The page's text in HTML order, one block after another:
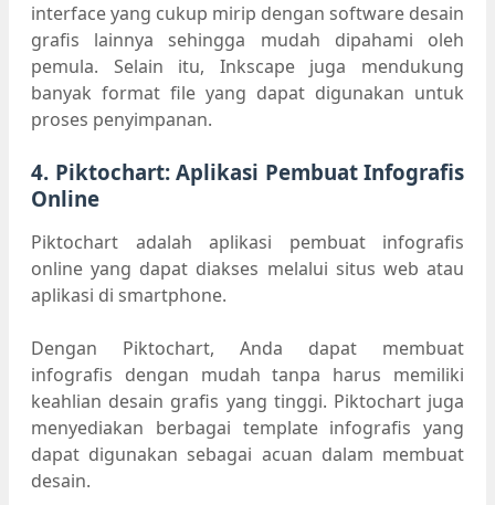
interface yang cukup mirip dengan software desain
grafis lainnya sehingga mudah dipahami oleh
pemula. Selain itu, Inkscape juga mendukung
banyak format file yang dapat digunakan untuk
proses penyimpanan.
4. Piktochart: Aplikasi Pembuat Infografis
Online
Piktochart adalah aplikasi pembuat infografis
online yang dapat diakses melalui situs web atau
aplikasi di smartphone.
Dengan Piktochart, Anda dapat membuat
infografis dengan mudah tanpa harus memiliki
keahlian desain grafis yang tinggi. Piktochart juga
menyediakan berbagai template infografis yang
dapat digunakan sebagai acuan dalam membuat
desain.